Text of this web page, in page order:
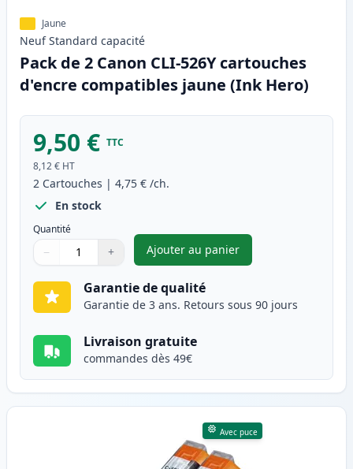
Jaune
Neuf Standard capacité
Pack de 2 Canon CLI-526Y cartouches
d'encre compatibles jaune (Ink Hero)
9,50 € TTC
8,12 € HT
2 Cartouches | 4,75 € /ch.
En stock
Quantité
Quantité
Utilisez les boutons pour ajuster
− +
Quantité
Ajouter au panier
,Pack de 2 Canon CLI-526Y
Garantie de qualité
Garantie de 3 ans. Retours sous 90 jours
Livraison gratuite
commandes dès 49€
Avec puce